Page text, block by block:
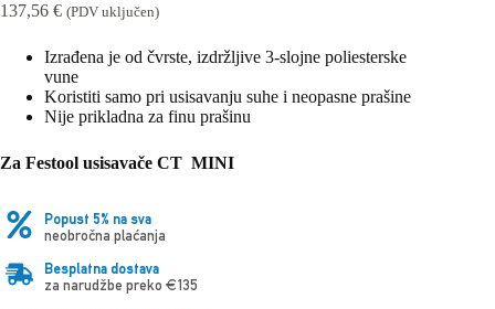
137,56 € (PDV uključen)
Izrađena je od čvrste, izdržljive 3-slojne poliesterske
vune
Koristiti samo pri usisavanju suhe i neopasne prašine
Nije prikladna za finu prašinu
Za Festool usisavače CT MINI
Popust 5% na sva
neobročna plaćanja
Besplatna dostava
za narudžbe preko €135